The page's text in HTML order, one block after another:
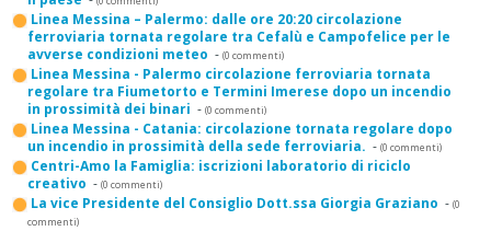
Linea Messina – Palermo: dalle ore 20:20 circolazione
ferroviaria tornata regolare tra Cefalù e Campofelice per le
avverse condizioni meteo - (0 commenti)
Linea Messina - Palermo circolazione ferroviaria tornata
regolare tra Fiumetorto e Termini Imerese dopo un incendio
in prossimità dei binari - (0 commenti)
Linea Messina - Catania: circolazione tornata regolare dopo
un incendio in prossimità della sede ferroviaria. - (0 commenti)
Centri-Amo la Famiglia: iscrizioni laboratorio di riciclo
creativo - (0 commenti)
La vice Presidente del Consiglio Dott.ssa Giorgia Graziano - (0
commenti)